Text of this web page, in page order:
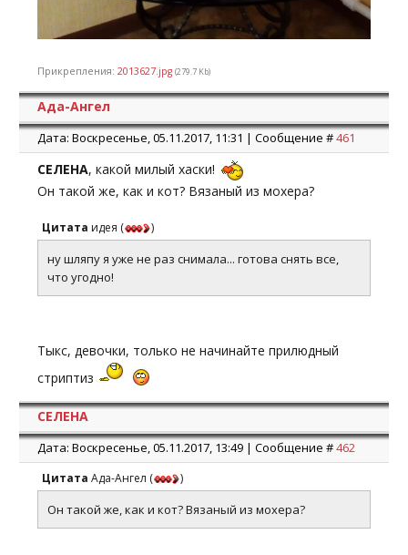
Прикрепления: 2013627.jpg (279.7 Kb)
Ада-Ангел
Дата: Воскресенье, 05.11.2017, 11:31 | Сообщение #461
СЕЛЕНА, какой милый хаски!
Он такой же, как и кот? Вязаный из мохера?
Цитата идея ( )
ну шляпу я уже не раз снимала... готова снять все,
что угодно!
Тыкс, девочки, только не начинайте прилюдный
стриптиз
СЕЛЕНА
Дата: Воскресенье, 05.11.2017, 13:49 | Сообщение #462
Цитата Ада-Ангел ( )
Он такой же, как и кот? Вязаный из мохера?